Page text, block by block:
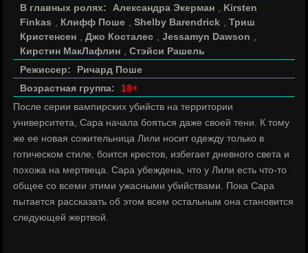
В главных ролях:
Александра Экерман
Kirsten
Finkas
Клифф Поше ,Shelby Barendrick ,Триш
Кристенсен
,Джо Косталес ,Jessamyn Dawson
Кирстин МакЛафлин
,Стэйси Рашель
Режиссер:
Ричард Поше
Возрастная группа:
18+
После серии вампирских убийств на территории
университета, Сара начала бояться даже своей тени. К тому
же ее новая сожительница Лили носит одежду только в
готическом стиле, боится крестов, избегает дневного света и
похожа на мертвеца. Сара убеждена, что у Лили есть что-то
общее со всеми этими ужасными убийствами. Пока Сара
пытается рассказать об этом всем остальным она становится
следующей жертвой.